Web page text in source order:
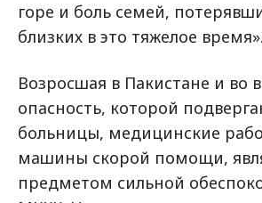
горе и боль семей,
близких в это тяжелое время».
Возросшая в Пакистане и во
опасность, которой
больницы, медицинские
машины скорой помощи,
предметом сильной